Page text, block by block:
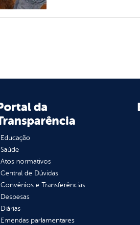
da
Educação
Saúde
Atos normativos
Central de Dúvidas
Convênios e Transferências
Despesas
Diárias
Emendas parlamentares